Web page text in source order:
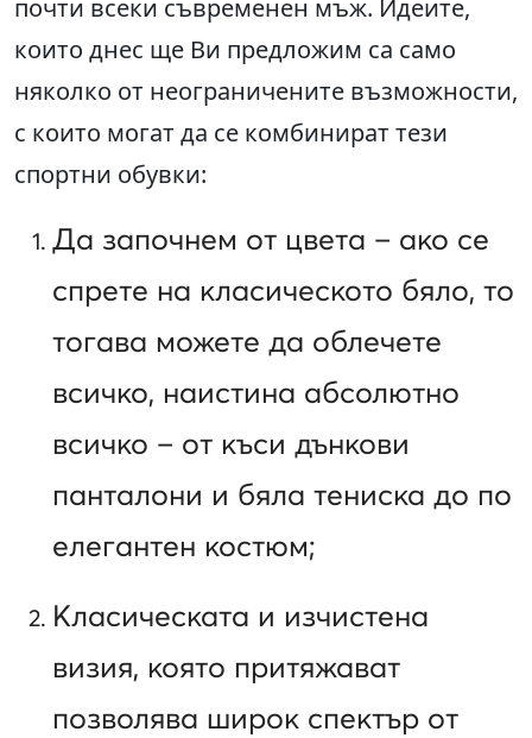
почти всеки съвременен мъж. Идеите,
които днес ще Ви предложим са само
няколко от неограничените възможности,
с които могат да се комбинират тези
спортни обувки:
Да започнем от цвета – ако се
спрете на класическото бяло, то
тогава можете да облечете
всичко, наистина абсолютно
всичко – от къси дънкови
панталони и бяла тениска до по
елегантен костюм;
Класическата и изчистена
визия, която притяжават
позволява широк спектър от